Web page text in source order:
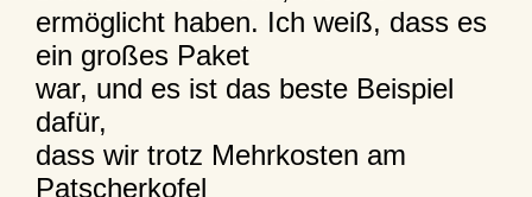
ermöglicht haben. Ich weiß, dass es
ein großes Paket
war, und es ist das beste Beispiel
dafür,
dass wir trotz Mehrkosten am
Patscherkofel